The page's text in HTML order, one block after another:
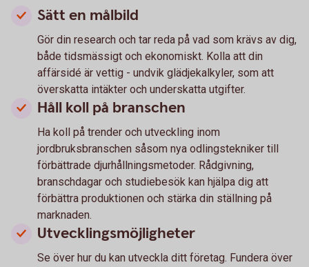
Sätt en målbild
Gör din research och tar reda på vad som krävs av dig,
både tidsmässigt och ekonomiskt. Kolla att din
affärsidé är vettig - undvik glädjekalkyler, som att
överskatta intäkter och underskatta utgifter.
Håll koll på branschen
Ha koll på trender och utveckling inom
jordbruksbranschen såsom nya odlingstekniker till
förbättrade djurhållningsmetoder. Rådgivning,
branschdagar och studiebesök kan hjälpa dig att
förbättra produktionen och stärka din ställning på
marknaden.
Utvecklingsmöjligheter
Se över hur du kan utveckla ditt företag. Fundera över